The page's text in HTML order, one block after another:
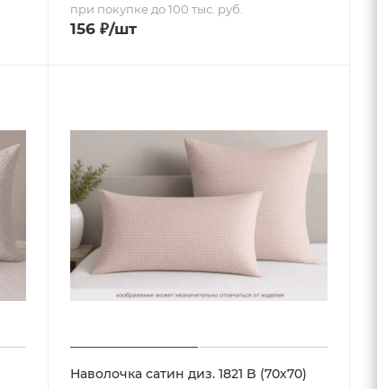
при покупке до 100 тыс. руб.
156₽/шт
Наволочка сатин диз. 1821 B (70х70)